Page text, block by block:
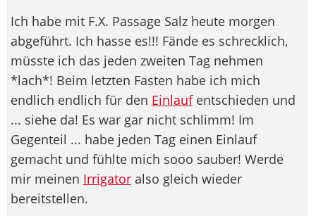
Ich habe mit F.X. Passage Salz heute morgen
abgeführt. Ich hasse es!!! Fände es schrecklich,
müsste ich das jeden zweiten Tag nehmen
*lach*! Beim letzten Fasten habe ich mich
endlich endlich für den Einlaufentschieden und
... siehe da! Es war gar nicht schlimm! Im
Gegenteil ... habe jeden Tag einen Einlauf
gemacht und fühlte mich sooo sauber! Werde
mir meinen Irrigator also gleich wieder
bereitstellen.